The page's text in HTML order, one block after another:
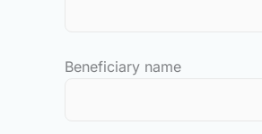
Beneficiary name